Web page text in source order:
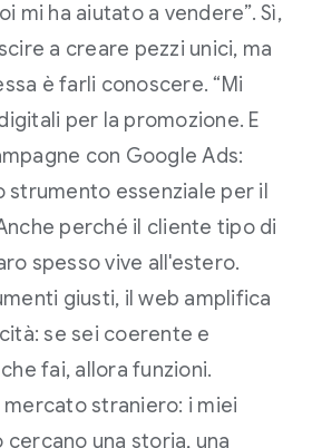
mi ha aiutato a vendere”. Sì,
a creare pezzi unici, ma
è farli conoscere. “Mi
per la promozione. E
con Google Ads:
strumento essenziale per il
perché il cliente tipo di
spesso vive all'estero.
giusti, il web amplifica
se sei coerente e
fai, allora funzioni.
straniero: i miei
una storia, una